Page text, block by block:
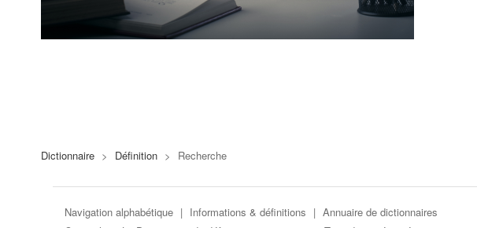
Dictionnaire > Définition > Recherche
Navigation alphabétique | Informations & définitions | Annuaire de dictionnaires